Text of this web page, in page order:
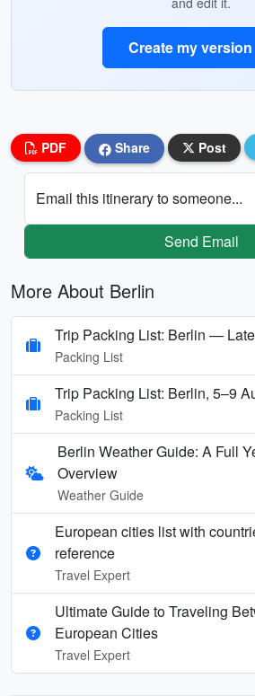
Create my version
PDF Share Post
Email this itinerary to someone...
Send Email
More About Berlin
Trip Packing List: Berlin —
Packing List
Trip Packing List: Berlin, 5–9
Packing List
Berlin Weather Guide: A Full
Overview
Weather Guide
European cities list with
reference
Travel Expert
Ultimate Guide to Traveling
European Cities
Travel Expert